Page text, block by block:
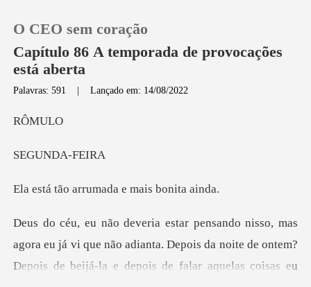
Histórico
Sair
Baixar App
O CEO sem coração
Capítulo 86 A temporada de provocações
está aberta
Palavras: 591 |Lançado em: 14/08/2022
MU
NDA-
rrumada e mais
dianta. Depois da noite de ontem?
Depois de beijá-la e depois de falar aquelas